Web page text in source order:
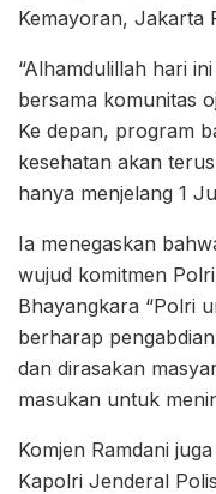
Kemayoran, Jakarta
“Alhamdulillah hari
bersama komunitas
Ke depan, program
kesehatan akan
hanya menjelang 1
Ia menegaskan
wujud komitmen
Bhayangkara “Polri
berharap
dan dirasakan
masukan untuk
Komjen Ramdani
Kapolri Jenderal